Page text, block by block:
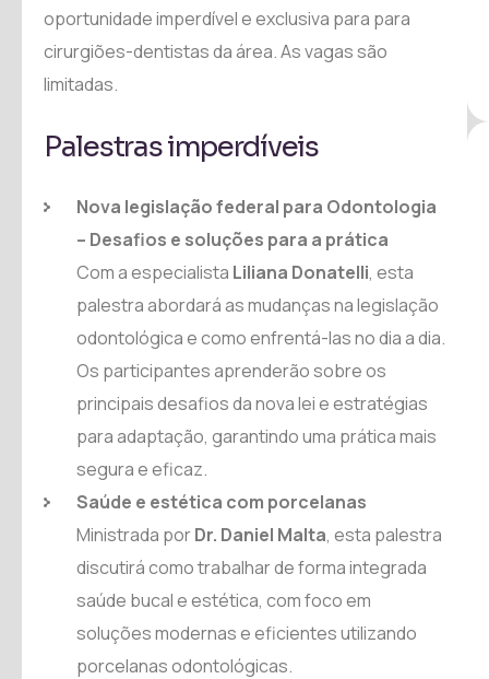
oportunidade imperdível e exclusiva para para
cirurgiões-dentistas da área. As vagas são
limitadas.
Palestras imperdíveis
Nova legislação federal para Odontologia
– Desafios e soluções para a prática
Com a especialista Liliana Donatelli, esta
palestra abordará as mudanças na legislação
odontológica e como enfrentá-las no dia a dia.
Os participantes aprenderão sobre os
principais desafios da nova lei e estratégias
para adaptação, garantindo uma prática mais
segura e eficaz.
Saúde e estética com porcelanas
Ministrada porDr. Daniel Malta, esta palestra
discutirá como trabalhar de forma integrada
saúde bucal e estética, com foco em
soluções modernas e eficientes utilizando
porcelanas odontológicas.